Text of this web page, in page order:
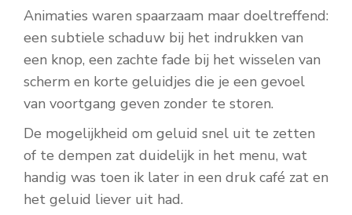
Animaties waren spaarzaam maar doeltreffend:
een subtiele schaduw bij het indrukken van
een knop, een zachte fade bij het wisselen van
scherm en korte geluidjes die je een gevoel
van voortgang geven zonder te storen.
De mogelijkheid om geluid snel uit te zetten
of te dempen zat duidelijk in het menu, wat
handig was toen ik later in een druk café zat en
het geluid liever uit had.